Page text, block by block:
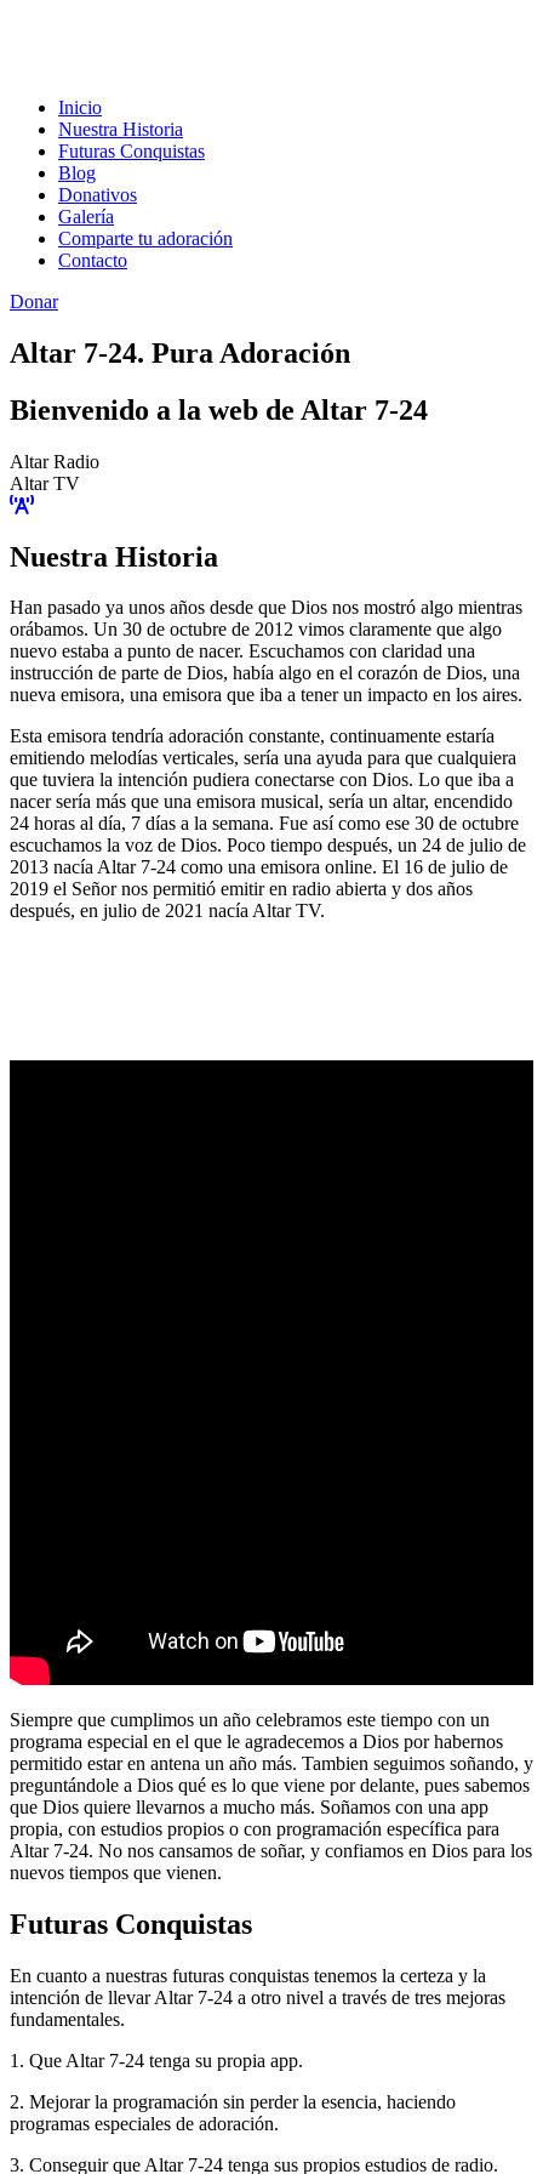
Inicio
Nuestra Historia
Futuras Conquistas
Blog
Donativos
Galería
Comparte tu adoración
Contacto
Donar
Altar 7-24. Pura Adoración
Bienvenido a la web de Altar 7-24
Altar Radio
Altar TV
Nuestra Historia
Han pasado ya unos años desde que Dios nos mostró algo mientras
orábamos. Un 30 de octubre de 2012 vimos claramente que algo
nuevo estaba a punto de nacer. Escuchamos con claridad una
instrucción de parte de Dios, había algo en el corazón de Dios, una
nueva emisora, una emisora que iba a tener un impacto en los aires.
Esta emisora tendría adoración constante, continuamente estaría
emitiendo melodías verticales, sería una ayuda para que cualquiera
que tuviera la intención pudiera conectarse con Dios. Lo que iba a
nacer sería más que una emisora musical, sería un altar, encendido
24 horas al día, 7 días a la semana. Fue así como ese 30 de octubre
escuchamos la voz de Dios. Poco tiempo después, un 24 de julio de
2013 nacía Altar 7-24 como una emisora online. El 16 de julio de
2019 el Señor nos permitió emitir en radio abierta y dos años
después, en julio de 2021 nacía Altar TV.
Siempre que cumplimos un año celebramos este tiempo con un
programa especial en el que le agradecemos a Dios por habernos
permitido estar en antena un año más. Tambien seguimos soñando, y
preguntándole a Dios qué es lo que viene por delante, pues sabemos
que Dios quiere llevarnos a mucho más. Soñamos con una app
propia, con estudios propios o con programación específica para
Altar 7-24. No nos cansamos de soñar, y confiamos en Dios para los
nuevos tiempos que vienen.
Futuras Conquistas
En cuanto a nuestras futuras conquistas tenemos la certeza y la
intención de llevar Altar 7-24 a otro nivel a través de tres mejoras
fundamentales.
1. Que Altar 7-24 tenga su propia app.
2. Mejorar la programación sin perder la esencia, haciendo
programas especiales de adoración.
3. Conseguir que Altar 7-24 tenga sus propios estudios de radio.